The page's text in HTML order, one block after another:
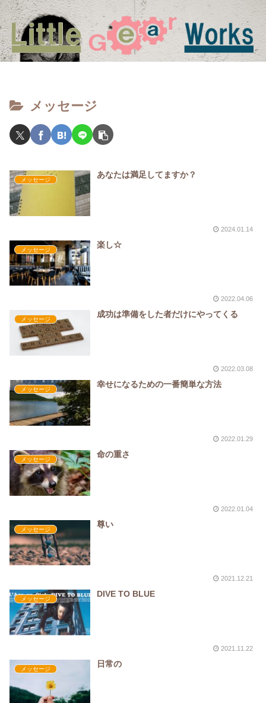
メッセージ
メッセージ
あなたは満足してますか？
2024.01.14
メッセージ
楽し☆
2022.04.06
メッセージ
成功は準備をした者だけにやってくる
2022.03.08
メッセージ
幸せになるための一番簡単な方法
2022.01.29
メッセージ
命の重さ
2022.01.04
メッセージ
尊い
2021.12.21
メッセージ
DIVE TO BLUE
2021.11.22
メッセージ
日常の